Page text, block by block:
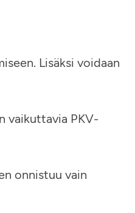
Lisäksi voidaan
vaikuttavia PKV-
onnistuu vain